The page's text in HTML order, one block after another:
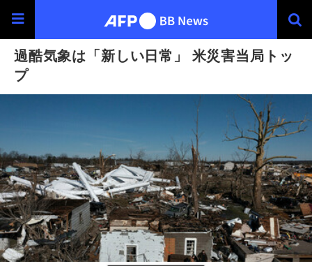
過酷気象は「新しい日常」 米災害当局トッ
プ